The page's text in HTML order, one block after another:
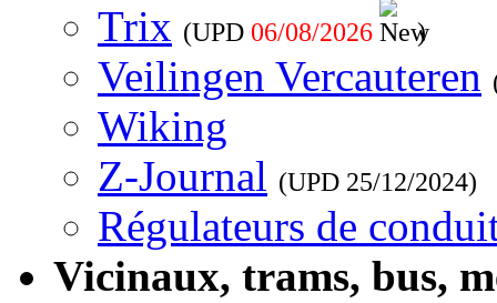
Trix (UPD 06/08/2026 )
Veilingen Vercauteren
Wiking
Z-Journal (UPD 25/12/2024)
Régulateurs de
Vicinaux, trams, bus,